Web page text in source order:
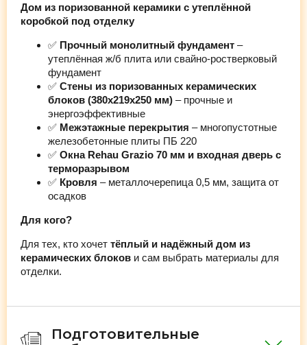
Дом из поризованной керамики с утеплённой
коробкой под отделку
✅ Прочный монолитный фундамент –
утеплённая ж/б плита или свайно-ростверковый
фундамент
✅ Стены из поризованных керамических
блоков (380х219х250 мм) – прочные и
энергоэффективные
✅ Межэтажные перекрытия – многопустотные
железобетонные плиты ПБ 220
✅ Окна Rehau Grazio 70 мм и входная дверь с
терморазрывом
✅ Кровля – металлочерепица 0,5 мм, защита от
осадков
Для кого?
Для тех, кто хочет тёплый и надёжный дом из
керамических блоков и сам выбрать материалы для
отделки.
Подготовительные